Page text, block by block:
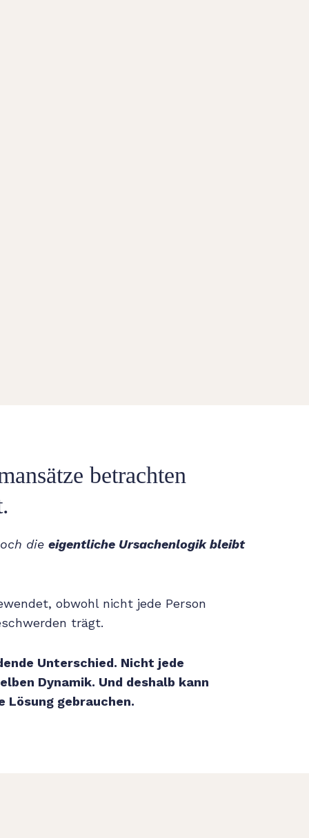
betrachten
dieeigentliche Ursachenlogik bleibt
obwohl nicht jede Person
trägt.
Unterschied. Nicht jede
Dynamik. Und deshalb kann
Lösung gebrauchen.